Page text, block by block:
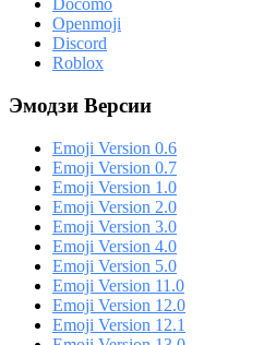
Docomo
Openmoji
Discord
Roblox
Эмодзи Версии
Emoji Version 0.6
Emoji Version 0.7
Emoji Version 1.0
Emoji Version 2.0
Emoji Version 3.0
Emoji Version 4.0
Emoji Version 5.0
Emoji Version 11.0
Emoji Version 12.0
Emoji Version 12.1